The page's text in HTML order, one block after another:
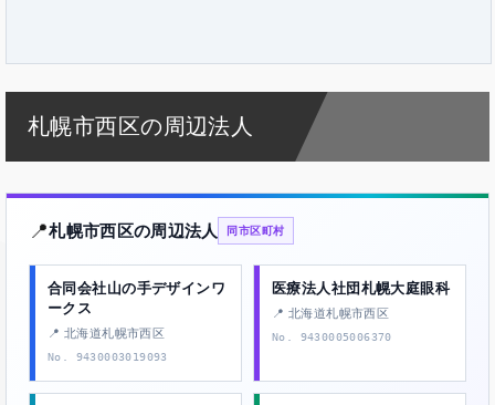
札幌市西区の周辺法人
📍札幌市西区の周辺法人 同市区町村
合同会社山の手デザインワ
ークス
📍 北海道札幌市西区
No. 9430003019093
医療法人社団札幌大庭眼科
📍 北海道札幌市西区
No. 9430005006370